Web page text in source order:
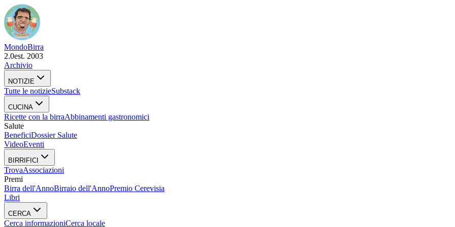
MondoBirra
2.0est. 2003
Archivio
NOTIZIE
Tutte le notizieSubstack
CUCINA
Ricette con la birraAbbinamenti gastronomici
Salute
BeneficiDossier Salute
VideoEventi
BIRRIFICI
TrovaAssociazioni
Premi
Birra dell'AnnoBirraio dell'AnnoPremio Cerevisia
Libri
CERCA
Cerca informazioniCerca locale